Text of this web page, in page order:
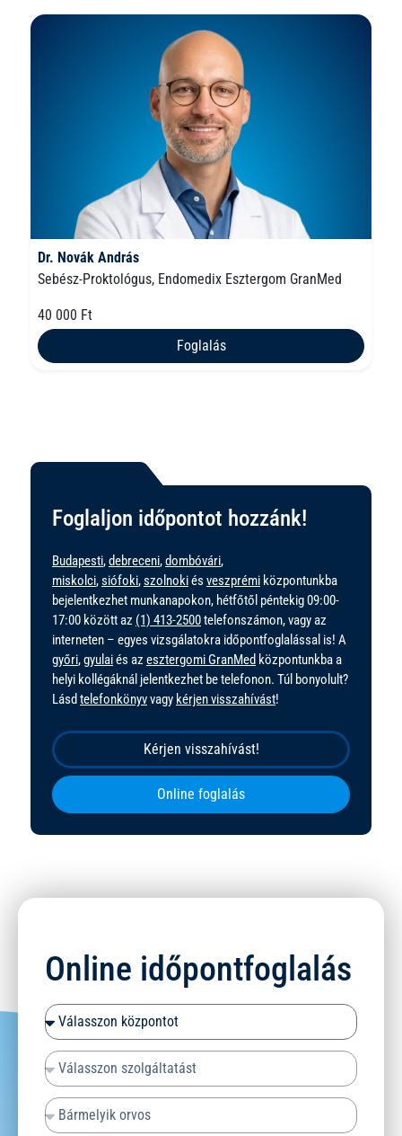
Dr. Novák András
Sebész-Proktológus, Endomedix Esztergom GranMed
40 000 Ft
Foglalás
Foglaljon időpontot hozzánk!
Budapesti,debreceni,dombóvári,
miskolci,siófoki,szolnokiés veszprémi központunkba
bejelentkezhet munkanapokon, hétfőtől péntekig 09:00-
17:00 között az (1) 413-2500telefonszámon, vagy az
interneten – egyes vizsgálatokra időpontfoglalással is! A
győri,gyulaiés az esztergomi GranMed központunkba a
helyi kollégáknál jelentkezhet be telefonon. Túl bonyolult?
Lásd telefonkönyvvagy kérjen visszahívást!
Kérjen visszahívást!
Online foglalás
Online időpontfoglalás